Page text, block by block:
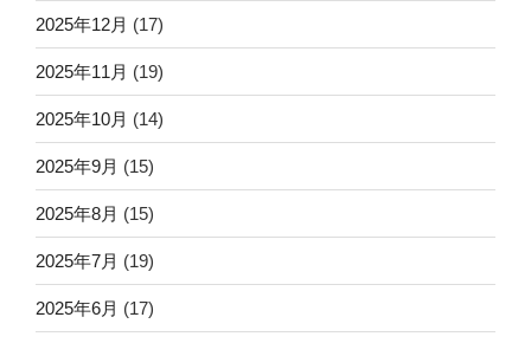
2025年12月 (17)
2025年11月 (19)
2025年10月 (14)
2025年9月 (15)
2025年8月 (15)
2025年7月 (19)
2025年6月 (17)